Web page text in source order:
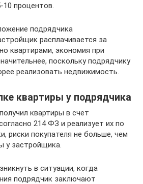
процентов.
подрядчика
расплачивается за
квартирами, экономия при
поскольку подрядчику
реализовать недвижимость.
квартиры у подрядчика
квартиры в счет
214 ФЗ и реализует их по
риски покупателя не больше, чем
у застройщика.
в ситуации, когда
подрядчик заключают